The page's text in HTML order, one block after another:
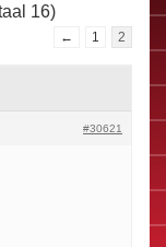
16)
← 1 2
#30621